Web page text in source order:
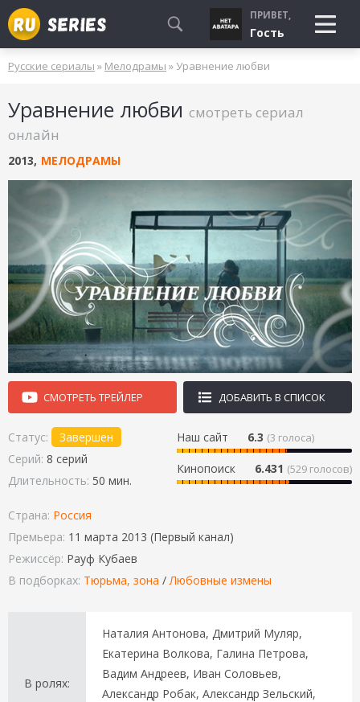
СМОТРЮ
БУДУ СМОТРЕТЬ
УЖЕ СМОТРЕЛ
ПРИВЕТ,
Гость
Русские сериалы » Мелодрамы » Уравнение любви
Уравнение любви смотреть сериал
онлайн
2013, МЕЛОДРАМЫ
СМОТРЕТЬ ТРЕЙЛЕР ДОБАВИТЬ В СПИСОК
Наш сайт 6.3 (3 голоса)
Кинопоиск 6.431 (529 голосов)
Статус:
Завершен
Серий: 8 серий
Длительность: 50 мин.
Страна: Россия
Премьера: 11 марта 2013 (Первый канал)
Режиссёр: Рауф Кубаев
В подборках: Тюрьма, зона / Любовные измены
В ролях:
Наталия Антонова, Дмитрий Муляр,
Екатерина Волкова, Галина Петрова,
Вадим Андреев, Иван Соловьев,
Александр Робак, Александр Зельский,